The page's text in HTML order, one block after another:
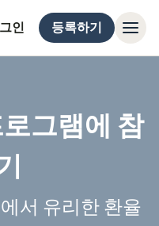
인 등록하기
그램에 참
서 유리한 환율